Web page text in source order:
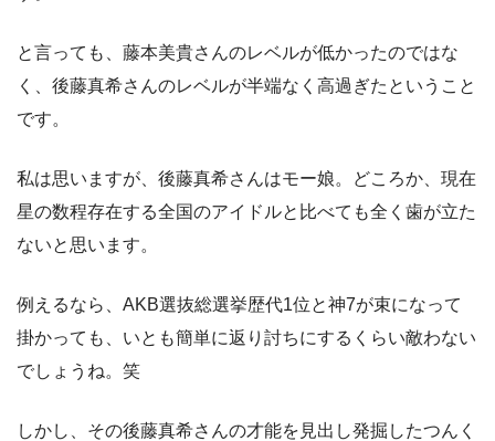
と言っても、藤本美貴さんのレベルが低かったのではな
く、後藤真希さんのレベルが半端なく高過ぎたということ
です。
私は思いますが、後藤真希さんはモー娘。どころか、現在
星の数程存在する全国のアイドルと比べても全く歯が立た
ないと思います。
例えるなら、AKB選抜総選挙歴代1位と神7が束になって
掛かっても、いとも簡単に返り討ちにするくらい敵わない
でしょうね。笑
しかし、その後藤真希さんの才能を見出し発掘したつんく